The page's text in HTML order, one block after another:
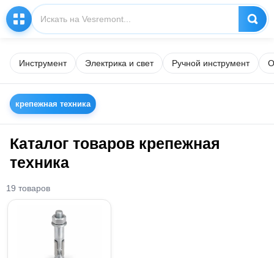
Инструмент Электрика и свет Ручной инструмент
крепежная техника
Каталог товаров крепежная
техника
19 товаров